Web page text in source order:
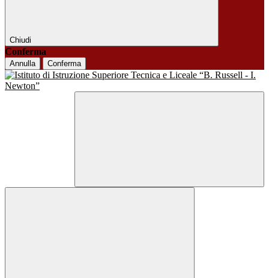
Chiudi
Conferma
Annulla Conferma